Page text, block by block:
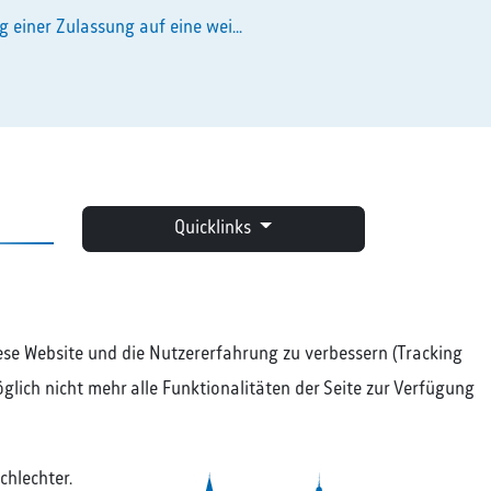
einer Zulassung auf eine wei...
Quicklinks
Website und die Nutzererfahrung zu verbessern (Tracking
nicht mehr alle Funktionalitäten der Seite zur Verfügung